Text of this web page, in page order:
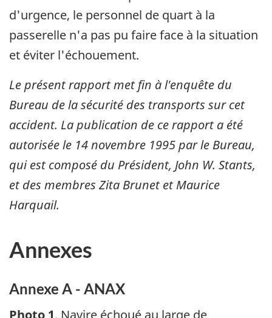
d'urgence, le personnel de quart à la
passerelle n'a pas pu faire face à la situation
et éviter l'échouement.
Le présent rapport met fin à l'enquête du
Bureau de la sécurité des transports sur cet
accident. La publication de ce rapport a été
autorisée le 14 novembre 1995par le Bureau,
qui est composé du Président, John W. Stants,
et des membres Zita Brunet et Maurice
Harquail.
Annexes
Annexe A - ANAX
Photo 1. Navire échoué au large de